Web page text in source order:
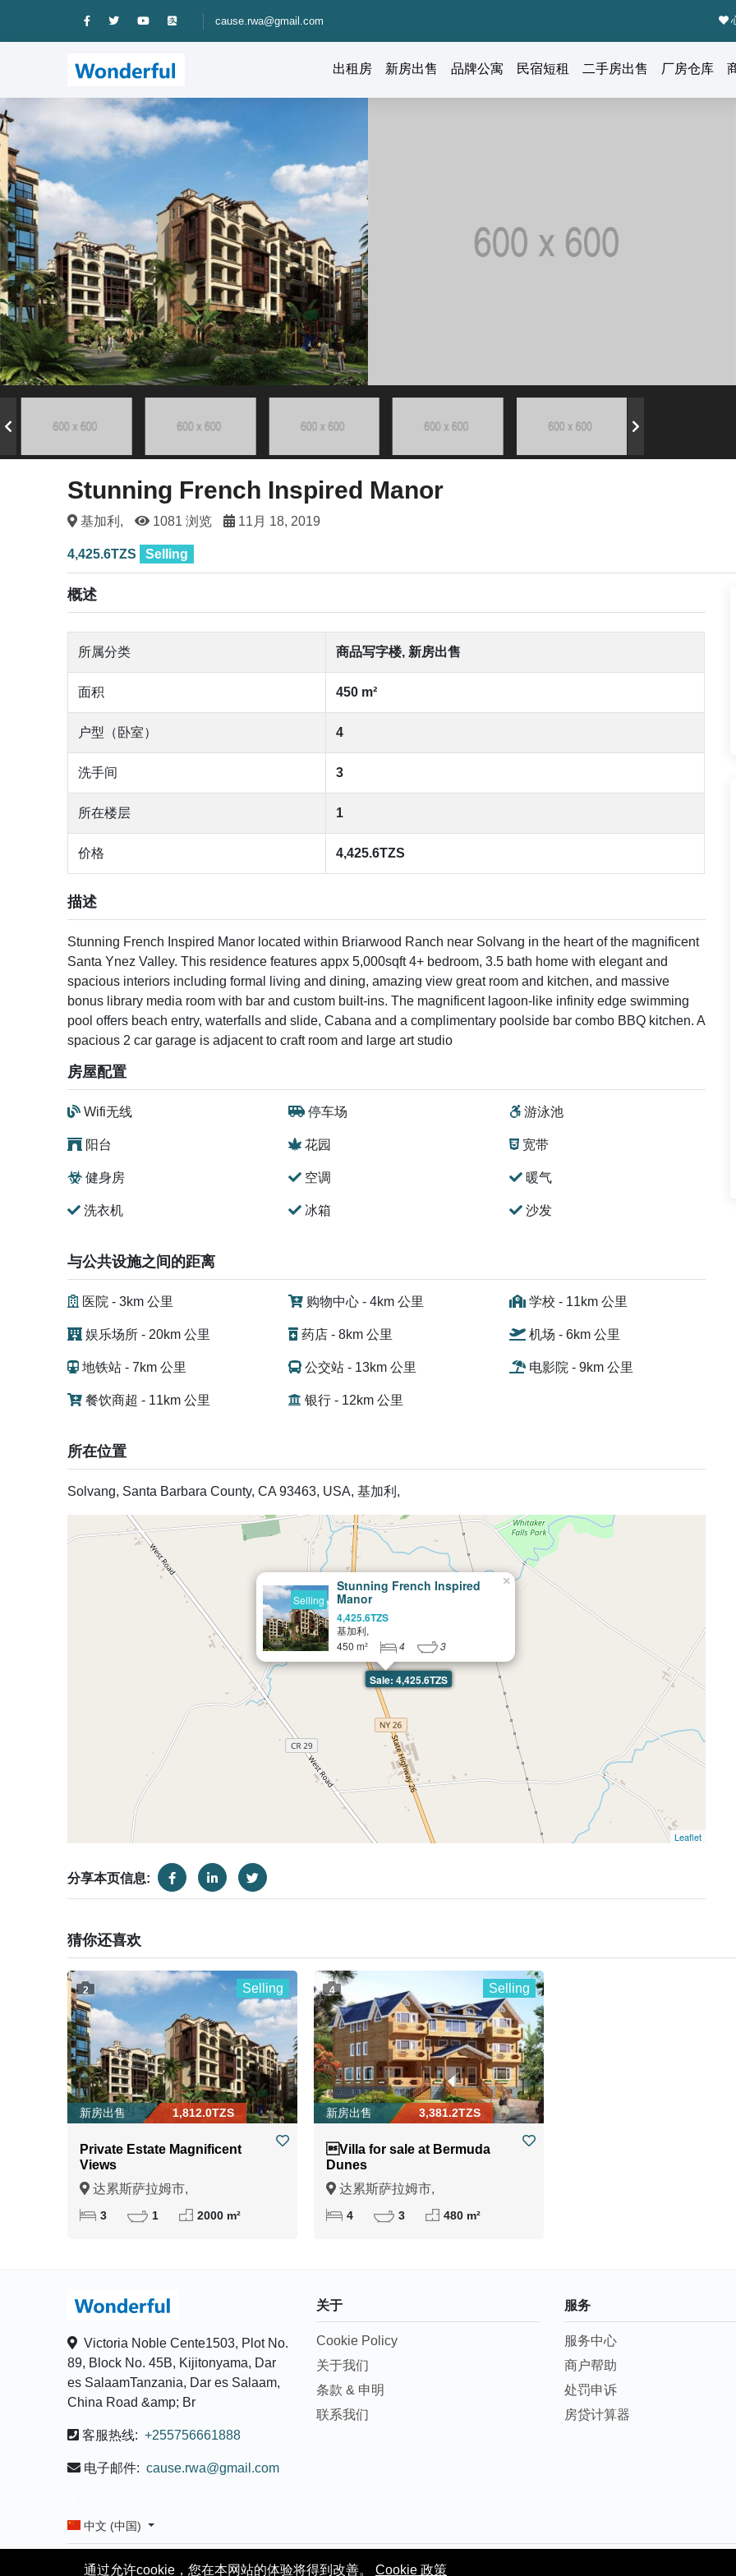
cause.rwa@gmail.com
出租房 新房出售 品牌公寓 民宿短租 二手房出售 厂房仓库
Stunning French Inspired Manor
基加利, 1081 浏览 11月 18, 2019
4,425.6TZS Selling
概述
所属分类 商品写字楼, 新房出售
面积 450 m²
户型（卧室） 4
洗手间 3
所在楼层 1
价格 4,425.6TZS
描述
Stunning French Inspired Manor located within Briarwood Ranch near Solvang in the heart of the magnificent
Santa Ynez Valley. This residence features appx 5,000sqft 4+ bedroom, 3.5 bath home with elegant and
spacious interiors including formal living and dining, amazing view great room and kitchen, and massive
bonus library media room with bar and custom built-ins. The magnificent lagoon-like infinity edge swimming
pool offers beach entry, waterfalls and slide, Cabana and a complimentary poolside bar combo BBQ kitchen. A
spacious 2 car garage is adjacent to craft room and large art studio
房屋配置
Wifi无线 停车场 游泳池
阳台 花园 宽带
健身房 空调 暖气
洗衣机 冰箱 沙发
与公共设施之间的距离
医院 - 3km 公里 购物中心 - 4km 公里 学校 - 11km 公里
娱乐场所 - 20km 公里 药店 - 8km 公里 机场 - 6km 公里
地铁站 - 7km 公里 公交站 - 13km 公里 电影院 - 9km 公里
餐饮商超 - 11km 公里 银行 - 12km 公里
所在位置
Solvang, Santa Barbara County, CA 93463, USA, 基加利,
Sale: 4,425.6TZS
Selling
Stunning French Inspired
Manor
4,425.6TZS
基加利,
450 m²
4 3
×
Leaflet
分享本页信息:
猜你还喜欢
2 Selling
新房出售 1,812.0TZS
Private Estate Magnificent
Views
达累斯萨拉姆市,
3 1 2000 m²
4 Selling
新房出售 3,381.2TZS
Villa for sale at Bermuda
Dunes
达累斯萨拉姆市,
4 3 480 m²
Victoria Noble Cente1503, Plot No.
89, Block No. 45B, Kijitonyama, Dar
es SalaamTanzania, Dar es Salaam,
China Road &amp; Br
客服热线:+255756661888
电子邮件:cause.rwa@gmail.com
关于
Cookie Policy
关于我们
条款 & 申明
联系我们
服务
服务中心
商户帮助
处罚申诉
房贷计算器
中文 (中国)
© 2024 WONDERFUL HOLDING GROUP COMPANY Ltd
通过允许cookie，您在本网站的体验将得到改善。 Cookie 政策